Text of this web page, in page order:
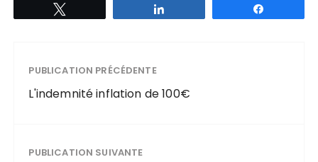
PUBLICATION PRÉCÉDENTE
L'indemnité inflation de 100€
PUBLICATION SUIVANTE